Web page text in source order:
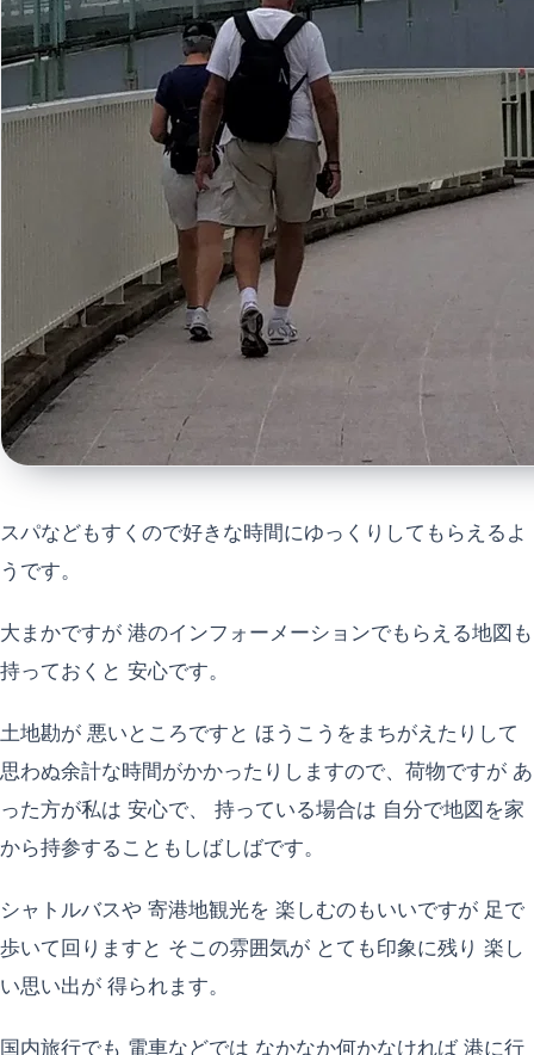
スパなどもすくので好きな時間にゆっくりしてもらえるよ
うです。
大まかですが 港のインフォーメーションでもらえる地図も
持っておくと 安心です。
土地勘が 悪いところですと ほうこうをまちがえたりして
思わぬ余計な時間がかかったりしますので、荷物ですが あ
った方が私は 安心で、 持っている場合は 自分で地図を家
から持参することもしばしばです。
シャトルバスや 寄港地観光を 楽しむのもいいですが 足で
歩いて回りますと そこの雰囲気が とても印象に残り 楽し
い思い出が 得られます。
国内旅行でも 電車などでは なかなか何かなければ 港に行